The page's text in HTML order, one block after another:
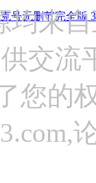
均来
交流
您的